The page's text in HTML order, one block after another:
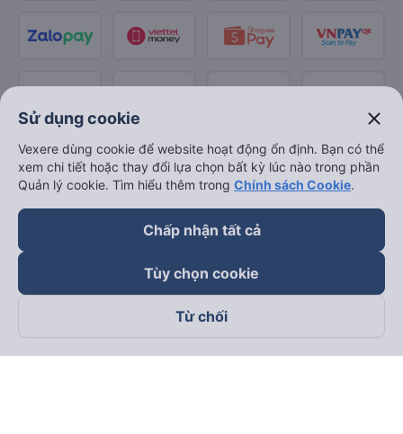
Theo dõi chúng tôi trên
Sử dụng cookie close
Vexere dùng cookie để website hoạt động ổn định. Bạn có thể
xem chi tiết hoặc thay đổi lựa chọn bất kỳ lúc nào trong phần
Quản lý cookie. Tìm hiểu thêm trong Chính sách Cookie.
Chấp nhận tất cả
Tùy chọn cookie
Từ chối